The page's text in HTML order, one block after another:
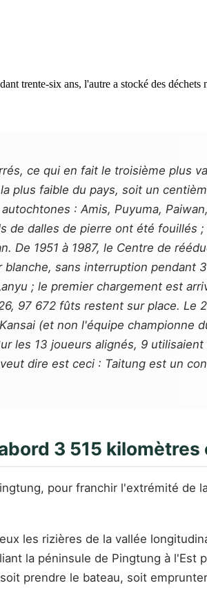
ce qui en fait le troisième plus
plus faible du pays, soit un
: Amis, Puyuma,
de dalles de pierre ont été
1951 à 1987, le Centre de
sans interruption pendant
; le premier chargement est
97 672 fûts restent sur place. Le
(et non l'équipe championne
les 13 joueurs alignés, 9
dire est ceci : Taitung est un
3 515 kilomètres
pour franchir l'extrémité de
les rizières de la vallée
la péninsule de Pingtung à l'Est
prendre le bateau, soit